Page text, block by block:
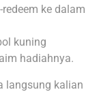
ke dalam
kuning
hadiahnya.
langsung kalian